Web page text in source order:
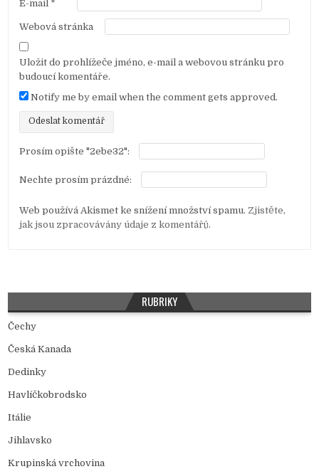
k
E-mail *
Webová stránka
Uložit do prohlížeče jméno, e-mail a webovou stránku pro
budoucí komentáře.
Notify me by email when the comment gets approved.
Prosím opište "2ebe32":
Nechte prosím prázdné:
Web používá Akismet ke snížení množství spamu. Zjistěte,
jak jsou zpracovávány údaje z komentářů.
RUBRIKY
Čechy
Česká Kanada
Dedinky
Havlíčkobrodsko
Itálie
Jihlavsko
Krupinská vrchovina